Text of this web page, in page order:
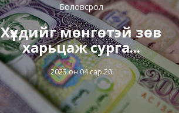
Боловсрол
Хүүхдийг мөнгөтэй зөв
харьцаж сурга...
2023 он 04 сар 20